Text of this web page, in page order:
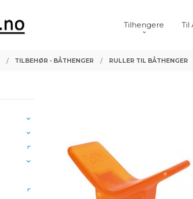
Tilhengere Til
TILBEHØR - BÅTHENGER RULLER TIL BÅTHENGER